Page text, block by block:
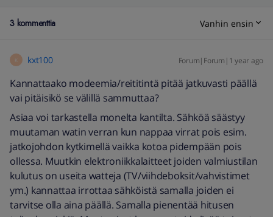
3 kommenttia Vanhin ensin
K kxt100 Forum|Forum|1 year ago
Kannattaako modeemia/reititintä pitää jatkuvasti päällä
vai pitäisikö se välillä sammuttaa?
Asiaa voi tarkastella monelta kantilta. Sähköä säästyy
muutaman watin verran kun nappaa virrat pois esim.
jatkojohdon kytkimellä vaikka kotoa pidempään pois
ollessa. Muutkin elektroniikkalaitteet joiden valmiustilan
kulutus on useita watteja (TV/viihdeboksit/vahvistimet
ym.) kannattaa irrottaa sähköistä samalla joiden ei
tarvitse olla aina päällä. Samalla pienentää hitusen